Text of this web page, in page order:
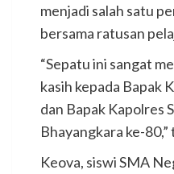
menjadi salah satu
bersama ratusan
“Sepatu ini sangat
kasih kepada Bapak
dan Bapak Kapolres
Bhayangkara ke-
Keova, siswi SMA